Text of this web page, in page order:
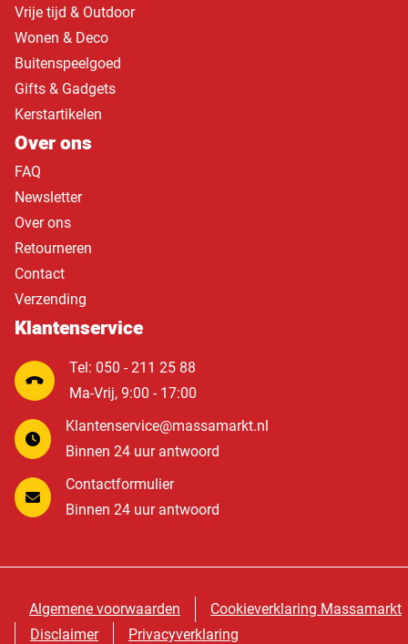
Vrije tijd & Outdoor
Wonen & Deco
Buitenspeelgoed
Gifts & Gadgets
Kerstartikelen
Over ons
FAQ
Newsletter
Over ons
Retourneren
Contact
Verzending
Klantenservice
Tel: 050 - 211 25 88
Ma-Vrij, 9:00 - 17:00
Klantenservice@massamarkt.nl
Binnen 24 uur antwoord
Contactformulier
Binnen 24 uur antwoord
Algemene voorwaarden
Cookieverklaring Massamarkt
Disclaimer
Privacyverklaring